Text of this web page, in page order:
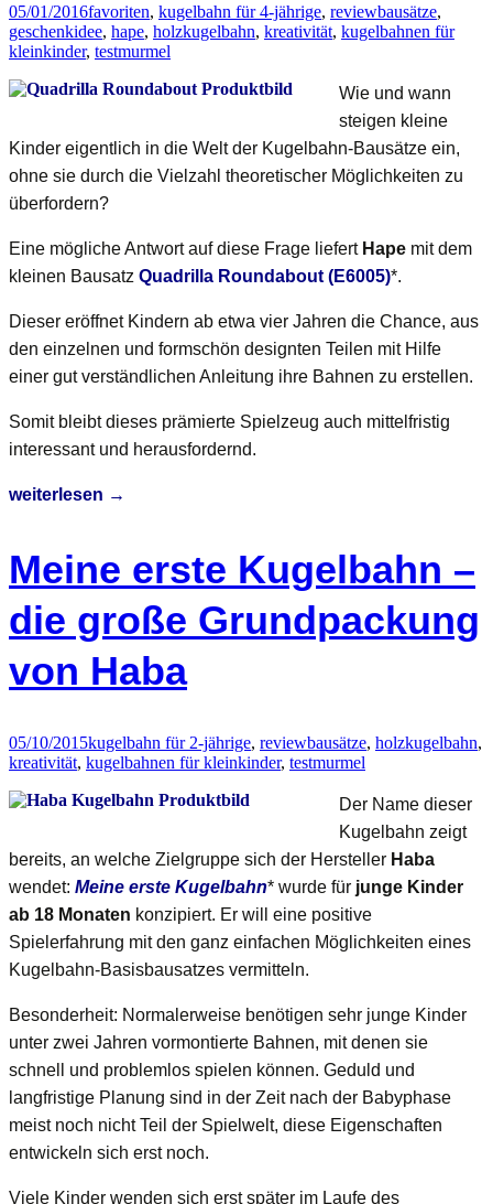
05/01/2016favoriten, kugelbahn für 4-jährige, reviewbausätze,
geschenkidee, hape, holzkugelbahn, kreativität, kugelbahnen für
kleinkinder, testmurmel
Wie und wann
steigen kleine
Kinder eigentlich in die Welt der Kugelbahn-Bausätze ein,
ohne sie durch die Vielzahl theoretischer Möglichkeiten zu
überfordern?
Eine mögliche Antwort auf diese Frage liefert Hape mit dem
kleinen Bausatz Quadrilla Roundabout (E6005)*.
Dieser eröffnet Kindern ab etwa vier Jahren die Chance, aus
den einzelnen und formschön designten Teilen mit Hilfe
einer gut verständlichen Anleitung ihre Bahnen zu erstellen.
Somit bleibt dieses prämierte Spielzeug auch mittelfristig
interessant und herausfordernd.
Quadrilla
Einsteiger-
Bausatz
bebilderter
weiterlesen →
Meine erste Kugelbahn –
die große Grundpackung
von Haba
05/10/2015kugelbahn für 2-jährige, reviewbausätze, holzkugelbahn,
kreativität, kugelbahnen für kleinkinder, testmurmel
Der Name dieser
Kugelbahn zeigt
bereits, an welche Zielgruppe sich der Hersteller Haba
wendet: Meine erste Kugelbahn* wurde für junge Kinder
ab 18 Monaten konzipiert. Er will eine positive
Spielerfahrung mit den ganz einfachen Möglichkeiten eines
Kugelbahn-Basisbausatzes vermitteln.
Besonderheit: Normalerweise benötigen sehr junge Kinder
unter zwei Jahren vormontierte Bahnen, mit denen sie
schnell und problemlos spielen können. Geduld und
langfristige Planung sind in der Zeit nach der Babyphase
meist noch nicht Teil der Spielwelt, diese Eigenschaften
entwickeln sich erst noch.
Viele Kinder wenden sich erst später im Laufe des